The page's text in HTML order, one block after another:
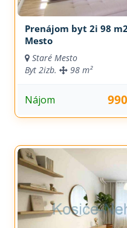
Prenájom byt 2i 98
Mesto
Staré Mesto
Byt 2izb. 98 m²
Nájom